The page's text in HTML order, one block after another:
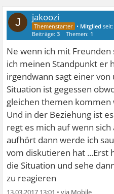
J jakoozi
• Mitglied seit:
Beiträge:3 Themen: 1
Ne wenn ich mit
ich meinen Standpunkt er
irgendwann sagt einer von
Situation ist gegessen
gleichen themen
Und in der Beziehung ist
regt es mich auf wenn
aufhört dann werde ich
vom diskutieren hat
die Situation und sehe
zu reagieren
13.03.2017 13:01 •